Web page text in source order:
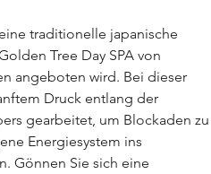
traditionelle japanische
Tree Day SPA von
angeboten wird. Bei dieser
Druck entlang der
gearbeitet, um Blockaden
Energiesystem ins
Gönnen Sie sich eine